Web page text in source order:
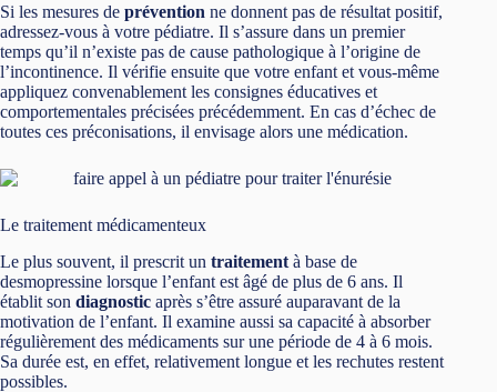
Si les mesures de prévention ne donnent pas de résultat positif,
adressez-vous à votre pédiatre. Il s’assure dans un premier
temps qu’il n’existe pas de cause pathologique à l’origine de
l’incontinence. Il vérifie ensuite que votre enfant et vous-même
appliquez convenablement les consignes éducatives et
comportementales précisées précédemment. En cas d’échec de
toutes ces préconisations, il envisage alors une médication.
Le traitement médicamenteux
Le plus souvent, il prescrit un traitement à base de
desmopressine lorsque l’enfant est âgé de plus de 6 ans. Il
établit son diagnostic après s’être assuré auparavant de la
motivation de l’enfant. Il examine aussi sa capacité à absorber
régulièrement des médicaments sur une période de 4 à 6 mois.
Sa durée est, en effet, relativement longue et les rechutes restent
possibles.